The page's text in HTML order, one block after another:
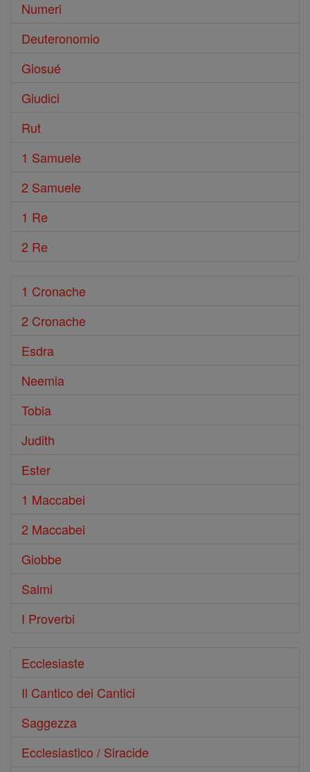
Numeri
Deuteronomio
Giosué
Giudici
Rut
1 Samuele
2 Samuele
1 Re
2 Re
1 Cronache
2 Cronache
Esdra
Neemia
Tobia
Judith
Ester
1 Maccabei
2 Maccabei
Giobbe
Salmi
I Proverbi
Ecclesiaste
Il Cantico dei Cantici
Saggezza
Ecclesiastico / Siracide